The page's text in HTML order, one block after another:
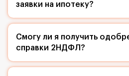
заявки на ипотеку?
Смогу ли я получить
справки 2НДФЛ?